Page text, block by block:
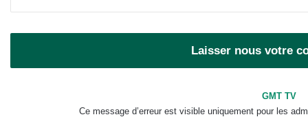
Laisser nous votre
GMT TV
Ce message d’erreur est visible uniquement pour les